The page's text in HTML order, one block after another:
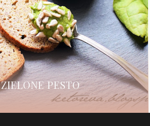
ZIELONE PESTO